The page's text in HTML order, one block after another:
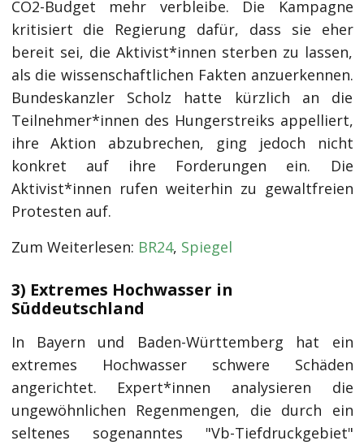
CO2-Budget mehr verbleibe. Die Kampagne
kritisiert die Regierung dafür, dass sie eher
bereit sei, die Aktivist*innen sterben zu lassen,
als die wissenschaftlichen Fakten anzuerkennen.
Bundeskanzler Scholz hatte kürzlich an die
Teilnehmer*innen des Hungerstreiks appelliert,
ihre Aktion abzubrechen, ging jedoch nicht
konkret auf ihre Forderungen ein. Die
Aktivist*innen rufen weiterhin zu gewaltfreien
Protesten auf.
Zum Weiterlesen: BR24, Spiegel
3) Extremes Hochwasser in
Süddeutschland
In Bayern und Baden-Württemberg hat ein
extremes Hochwasser schwere Schäden
angerichtet. Expert*innen analysieren die
ungewöhnlichen Regenmengen, die durch ein
seltenes sogenanntes "Vb-Tiefdruckgebiet"